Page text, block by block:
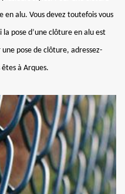
alu. Vous devez toutefois vous
pose d’une clôture en alu est
pose de clôture, adressez-
à Arques.